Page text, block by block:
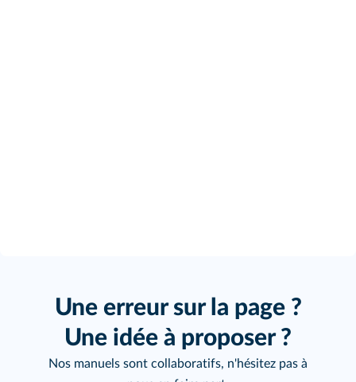
Une erreur sur la page ?
Une idée à proposer ?
Nos manuels sont collaboratifs, n'hésitez pas à